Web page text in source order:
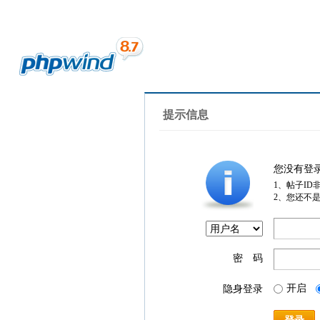
提示信息
您没有登
1、帖子ID
2、您还不
密 码
隐身登录 开启